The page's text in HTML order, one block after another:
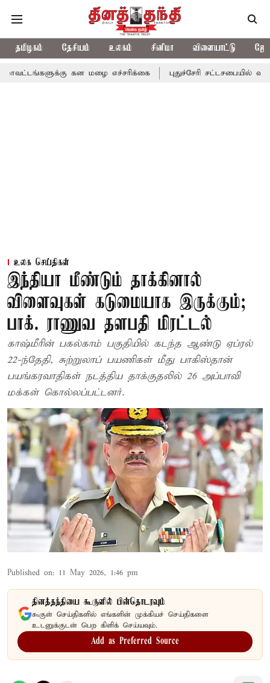
தமிழகம் தேசியம் உலகம் சினிமா விளையாட்டு
கன மழை எச்சரிக்கை புதுச்சேரி சட்டசபையில் வரும் 24ம்
உலக செய்திகள்
இந்தியா மீண்டும் தாக்கினால்
விளைவுகள் கடுமையாக இருக்கும்;
பாக். ராணுவ தளபதி மிரட்டல்
காஷ்மீரின் பகல்காம் பகுதியில் கடந்த ஆண்டு ஏப்ரல்
22-ந்தேதி, சுற்றுலாப் பயணிகள் மீது பாகிஸ்தான்
பயங்கரவாதிகள் நடத்திய தாக்குதலில் 26 அப்பாவி
மக்கள் கொல்லப்பட்டனர்.
Published on: 11 May 2026, 1:46 pm
தினத்தந்தியை கூகுளில் பின்தொடரவும்
கூகுள் செய்திகளில் எங்களின் முக்கியச் செய்திகளை
உடனுக்குடன் பெற கிளிக் செய்யவும்.
Add as Preferred Source